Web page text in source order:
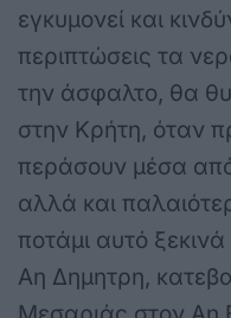
εγκυμονεί και
περιπτώσεις τα
την άσφαλτο, θα
στην Κρήτη, όταν
περάσουν μέσα
αλλά και
ποτάμι αυτό
Αη Δημητρη,